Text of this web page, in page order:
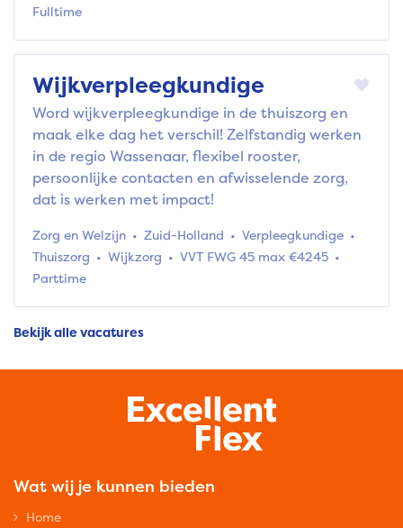
Fulltime
Wijkverpleegkundige
Word wijkverpleegkundige in de thuiszorg en
maak elke dag het verschil! Zelfstandig werken
in de regio Wassenaar, flexibel rooster,
persoonlijke contacten en afwisselende zorg,
dat is werken met impact!
Zorg en Welzijn Zuid-Holland
Verpleegkundige
Thuiszorg
Wijkzorg
VVT FWG 45 max €4245
Parttime
Bekijk alle vacatures
Wat wij je kunnen bieden
Home